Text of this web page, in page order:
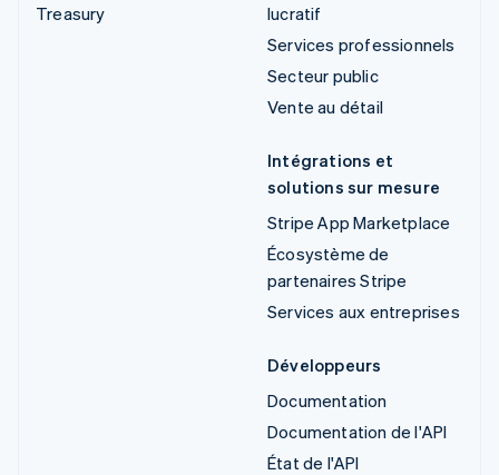
Treasury
lucratif
Services professionnels
Secteur public
Vente au détail
Intégrations et
solutions sur mesure
Stripe App Marketplace
Écosystème de
partenaires Stripe
Services aux entreprises
Développeurs
Documentation
Documentation de l'API
État de l'API